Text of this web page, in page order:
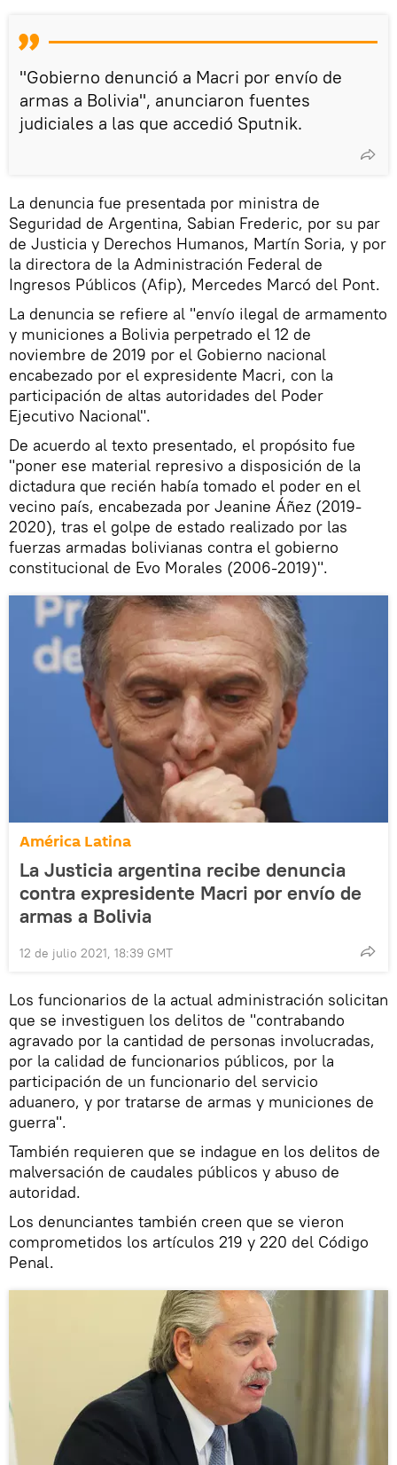
"Gobierno denunció a Macri por envío de
armas a Bolivia", anunciaron fuentes
judiciales a las que accedió Sputnik.
La denuncia fue presentada por ministra de
Seguridad de Argentina, Sabian Frederic, por su par
de Justicia y Derechos Humanos, Martín Soria, y por
la directora de la Administración Federal de
Ingresos Públicos (Afip), Mercedes Marcó del Pont.
La denuncia se refiere al "envío ilegal de armamento
y municiones a Bolivia perpetrado el 12 de
noviembre de 2019 por el Gobierno nacional
encabezado por el expresidente Macri, con la
participación de altas autoridades del Poder
Ejecutivo Nacional".
De acuerdo al texto presentado, el propósito fue
"poner ese material represivo a disposición de la
dictadura que recién había tomado el poder en el
vecino país, encabezada por Jeanine Áñez (2019-
2020), tras el golpe de estado realizado por las
fuerzas armadas bolivianas contra el gobierno
constitucional de Evo Morales (2006-2019)".
América Latina
La Justicia argentina recibe denuncia
contra expresidente Macri por envío de
armas a Bolivia
12 de julio 2021, 18:39 GMT
Los funcionarios de la actual administración solicitan
que se investiguen los delitos de "contrabando
agravado por la cantidad de personas involucradas,
por la calidad de funcionarios públicos, por la
participación de un funcionario del servicio
aduanero, y por tratarse de armas y municiones de
guerra".
También requieren que se indague en los delitos de
malversación de caudales públicos y abuso de
autoridad.
Los denunciantes también creen que se vieron
comprometidos los artículos 219 y 220 del Código
Penal.